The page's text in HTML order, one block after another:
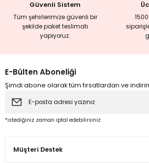
İncelemelerGüvenli Sistem
Tüm şehirlerimize güvenli bir
şekilde paket teslimatı
yapıyoruz.
E-Bülten Aboneliği
Şimdi abone olarak tüm fırsatlardan ve
*istediğiniz zaman iptal edebilirsiniz
Müşteri Destek